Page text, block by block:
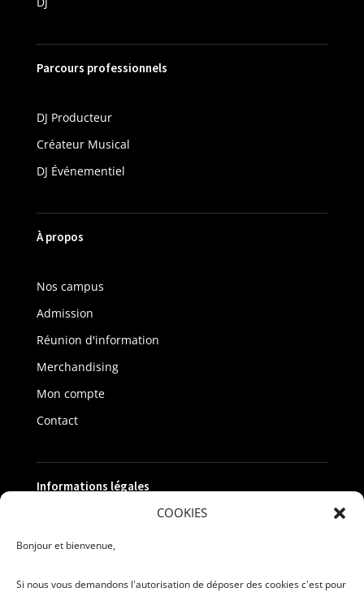
COOKIES
Bonjour et bienvenue,
Si nous vous demandons l'autorisation de déposer des cookies c'est pour
Parcours professionnels
DJ Producteur
Créateur Musical
DJ Événementiel
À propos
Nos campus
Admission
Réunion d'information
Merchandising
Mon compte
Contact
Informations légales